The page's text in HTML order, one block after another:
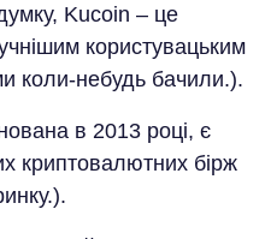
Kucoin – це
користувацьким
коли-небудь бачили.).
в 2013 році, є
криптовалютних бірж